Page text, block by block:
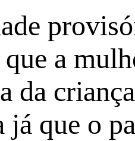
a
da
já que o